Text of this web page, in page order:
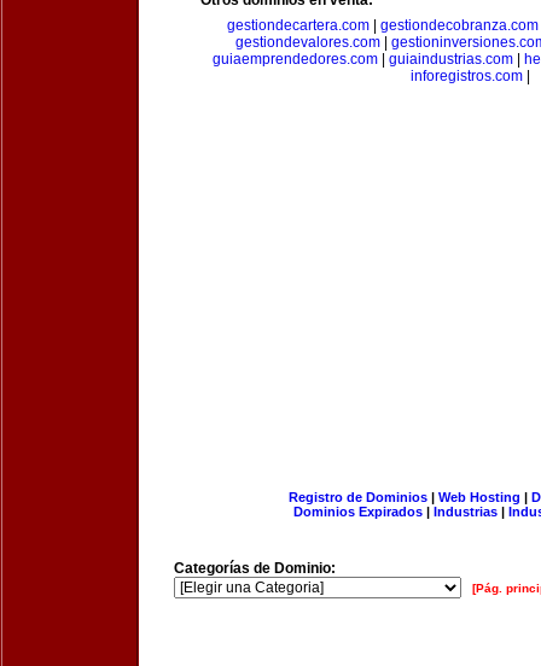
gestiondecartera.com| gestiondecobranza.com
gestiondevalores.com|
guiaemprendedores.com
guiaindustrias.com
inforegistros.com|
Registro de Dominios| Web Hosting |
Dominios Expirados | Industrias |
Categorías de Dominio:
[Pág.